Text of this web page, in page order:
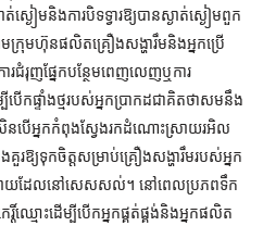
ស្ងៀមនិងការបិទទ្វារឱ្យបានស្ងាត់ស្ងៀមពួក
មហ៊ុនផលិតគ្រឿងសង្ហារឹមនិងអ្នកប្រើ
រជំរុញផ្នែកបន្ថែមពេញលេញឬការ
កផ្ទាំងថ្មរបស់អ្នកប្រាកដជាគិតថាសមនឹង
សិនបើអ្នកកំពុងស្វែងរកដំណោះស្រាយរអិល
រឱ្យទុកចិត្តសម្រាប់គ្រឿងសង្ហារឹមរបស់អ្នក
ាយដែលនៅសេសសល់។ នៅពេលប្រភពទឹក
ឈ្មោះដើម្បីបើកអ្នកផ្គត់ផ្គង់និងអ្នកផលិត